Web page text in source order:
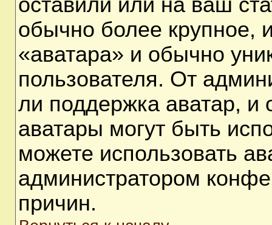
оставили или на ваш
обычно более крупное,
«аватара» и обычно
пользователя. От
ли поддержка аватар, и
аватары могут быть
можете использовать
администратором
причин.